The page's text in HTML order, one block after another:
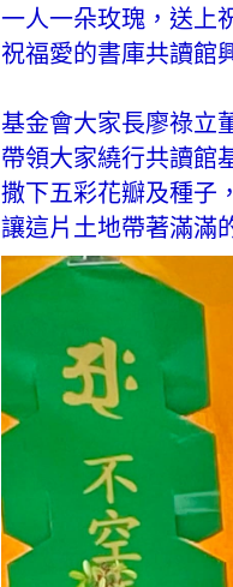
一人一朵玫瑰，送上
祝福愛的書庫共讀館
基金會大家長廖祿立
帶領大家繞行共讀館
撒下五彩花瓣及種子，
讓這片土地帶著滿滿